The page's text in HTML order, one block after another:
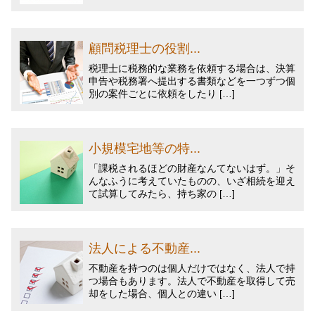
顧問税理士の役割...
税理士に税務的な業務を依頼する場合は、決算
申告や税務署へ提出する書類などを一つずつ個
別の案件ごとに依頼をしたり […]
小規模宅地等の特...
「課税されるほどの財産なんてないはず。」そ
んなふうに考えていたものの、いざ相続を迎え
て試算してみたら、持ち家の […]
法人による不動産...
不動産を持つのは個人だけではなく、法人で持
つ場合もあります。法人で不動産を取得して売
却をした場合、個人との違い […]